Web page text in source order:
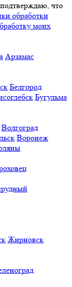
что
обработки
моих
Арзамас
Белгород
Бугульма
Волгоград
Воронеж
Жирновск